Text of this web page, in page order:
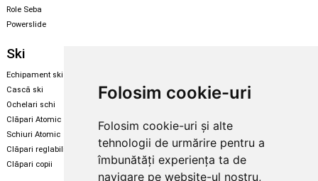
Folosim cookie-uri
Folosim cookie-uri și alte
tehnologii de urmărire pentru a
îmbunătăți experiența ta de
navigare pe website-ul nostru,
Role Seba
Powerslide
Ski
Echipament ski
Cască ski
Ochelari schi
Clăpari Atomic
Schiuri Atomic
Clăpari reglabili
Clăpari copii
Echipament snowboard
Skate & longboard
Santa Cruz
Enuff Skateboards